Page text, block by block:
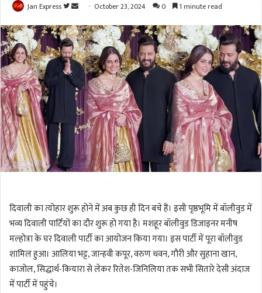
Jan Express
F
l
l
o
w
o
w
t
t
r
n
d
a
n
e
m
a
i
October 23, 2024 0 1 minute read
दिवाली का त्योहार शुरू होने में अब कुछ ही दिन बचे हैं। इसी पृष्ठभूमि में बॉलीवुड में
भव्य दिवाली पार्टियों का दौर शुरू हो गया है। मशहूर बॉलीवुड डिजाइनर मनीष
मल्होत्रा के घर दिवाली पार्टी का आयोजन किया गया। इस पार्टी में पूरा बॉलीवुड
शामिल हुआ। आलिया भट्ट, जान्हवी कपूर, वरुण धवन, गौरी और सुहाना खान,
काजोल, सिद्धार्थ-कियारा से लेकर रितेश-जिनिलिया तक सभी सितारे देसी अंदाज
में पार्टी में पहुंचे।